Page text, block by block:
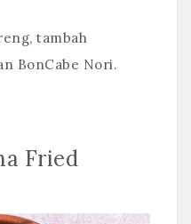
tambah
BonCabe Nori.
Fried